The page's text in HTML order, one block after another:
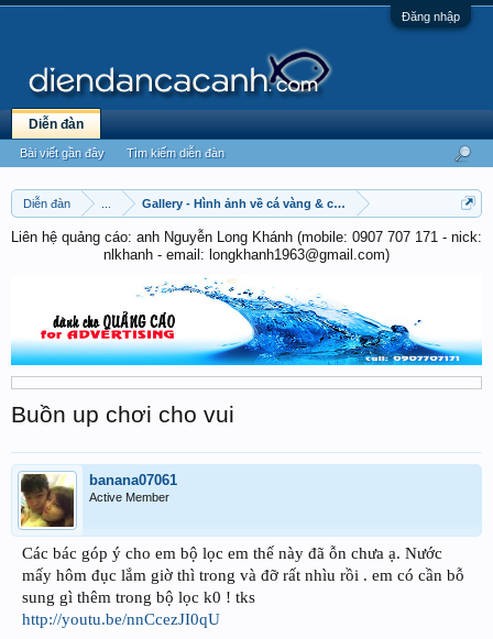
Đăng nhập
Diễn đàn Gallery - Hình ảnh về cá vàng & cá chép
Liên hệ quảng cáo: anh Nguyễn Long Khánh (mobile: 0907 707 171 - nick:
nlkhanh - email: longkhanh1963@gmail.com)
Buồn up chơi cho vui
banana07061
Active Member
Các bác góp ý cho em bộ lọc em thế này đã ỗn chưa ạ. Nước
mấy hôm đục lắm giờ thì trong và đỡ rất nhìu rồi . em có cần bỗ
sung gì thêm trong bộ lọc k0 ! tks
http://youtu.be/nnCcezJI0qU
Diễn đàn
Bài viết gần đây Tìm kiếm diễn đàn